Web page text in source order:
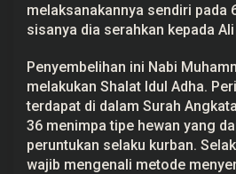
melaksanakannya sendiri pada
sisanya dia serahkan kepada
Penyembelihan ini Nabi
melakukan Shalat Idul Adha.
terdapat di dalam Surah
36 menimpa tipe hewan yang
peruntukan selaku kurban.
wajib mengenali metode